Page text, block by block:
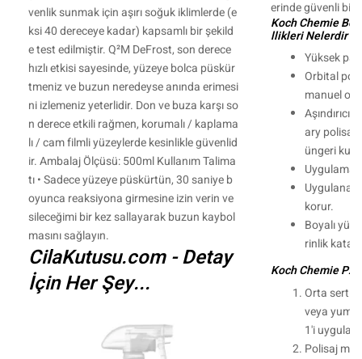
venlik sunmak için aşırı soğuk iklimlerde (e
ksi 40 dereceye kadar) kapsamlı bir şekild
e test edilmiştir. Q²M DeFrost, son derece
hızlı etkisi sayesinde, yüzeye bolca püskür
tmeniz ve buzun neredeyse anında erimesi
ni izlemeniz yeterlidir. Don ve buza karşı so
n derece etkili rağmen, korumalı / kaplama
lı / cam filmli yüzeylerde kesinlikle güvenlid
ir. Ambalaj Ölçüsü: 500ml Kullanım Talima
tı • Sadece yüzeye püskürtün, 30 saniye b
oyunca reaksiyona girmesine izin verin ve
sileceğimi bir kez sallayarak buzun kaybol
masını sağlayın.
CilaKutusu.com - Detay
İçin Her Şey...
erinde güvenli bir
Koch Chemie
llikleri Nelerdir ?
Yüksek
Orbital
manuel
ary polisaj
üngeri
Uygulanan
korur.
Boyalı
rinlik katar.
Koch Chemie
Orta
veya
1'i
Polisaj